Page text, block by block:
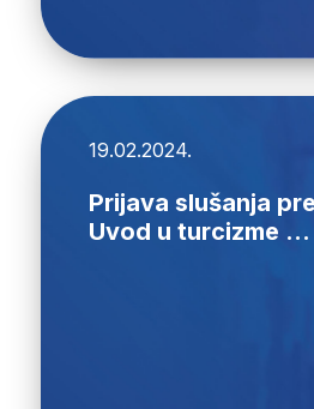
19.02.2024.
Prijava slušanja
Uvod u turcizme ...